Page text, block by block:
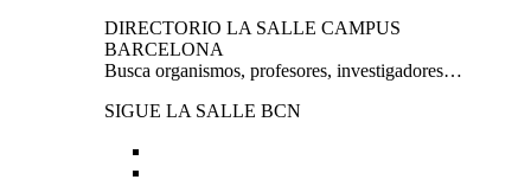
DIRECTORIO LA SALLE CAMPUS
BARCELONA
Busca organismos, profesores, investigadores…
SIGUE LA SALLE BCN